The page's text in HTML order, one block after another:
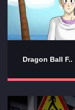
Dragon Ball F..